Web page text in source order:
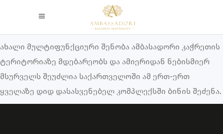
ახალი მულტიფუნქციური შენობა ამბასადორი კაჭრეთის
ტერიტორიაზე მდებარეობს და ამიერიდან ნებისმიერ
მსურველს შეუძლია საქართველოში ამ ერთ-ერთ
ყველაზე დიდ დასასვენებელ კომპლექსში ბინის შეძენა.